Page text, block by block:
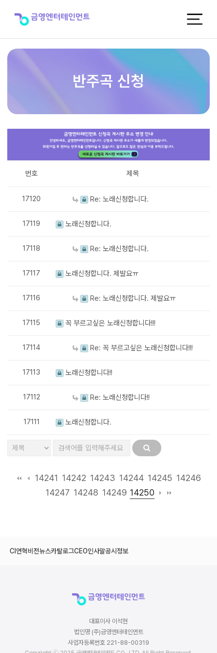
반주곡 신청
번호 제목
17120 Re: 노래신청합니다.
17119 노래신청합니다.
17118 Re: 노래신청합니다.
17117 노래신청합니다. 제발요ㅠ
17116 Re: 노래신청합니다. 제발요ㅠ
17115 꼭 부르고싶은 노래신청합니다!!!
17114 Re: 꼭 부르고싶은 노래신청합니다!!!
17113 노래신청합니다!!
17112 Re: 노래신청합니다!!
17111 노래신청합니다.
14241 14242 14243 14244 14245 14246
14247 14248 14249 14250
CI 연혁비전뉴스카탈로그CEO인사말공시정보
대표이사 이석현
법인명 (주)금영엔터테인먼트
사업자등록번호 221-88-00319